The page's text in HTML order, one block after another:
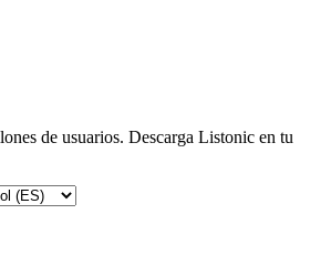
de usuarios. Descarga Listonic en tu